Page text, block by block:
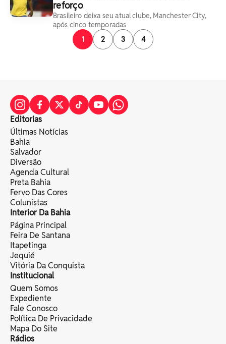
reforço
Brasileiro deixa seu atual clube, Manchester City,
após cinco temporadas
1
2 3 4
Editorias
Últimas Notícias
Bahia
Salvador
Diversão
Agenda Cultural
Preta Bahia
Fervo Das Cores
Colunistas
Interior Da Bahia
Página Principal
Feira De Santana
Itapetinga
Jequié
Vitória Da Conquista
Institucional
Quem Somos
Expediente
Fale Conosco
Política De Privacidade
Mapa Do Site
Rádios